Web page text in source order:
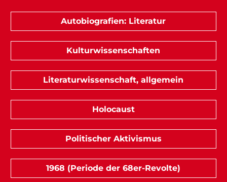
Autobiografien: Literatur
Kulturwissenschaften
Literaturwissenschaft, allgemein
Holocaust
Politischer Aktivismus
1968 (Periode der 68er-Revolte)